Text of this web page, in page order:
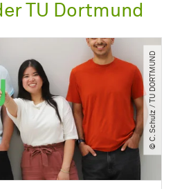
TU Dortmund
© C. Schulz ​/​ TU DORTMUND